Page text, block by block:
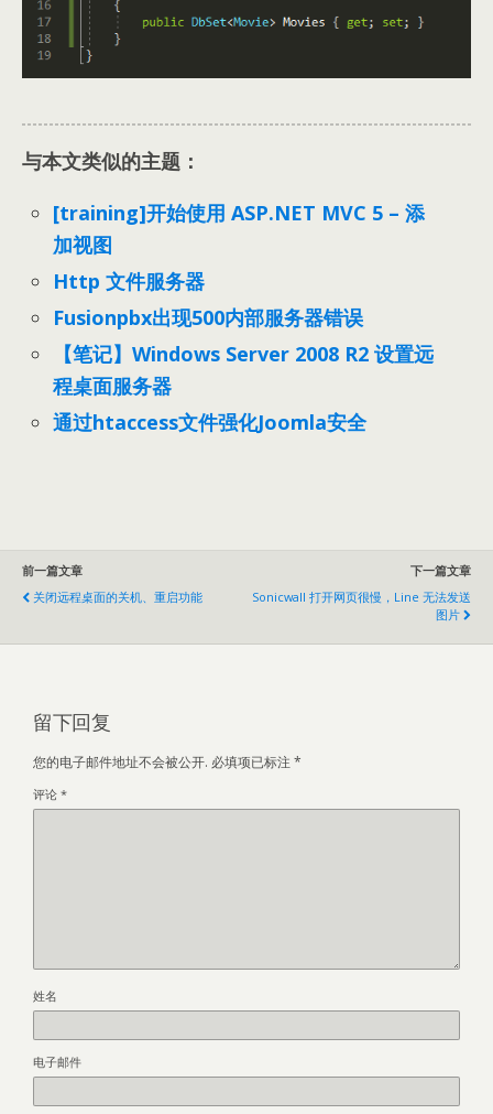
与本文类似的主题：
[training]开始使用 ASP.NET MVC 5 – 添
加视图
Http 文件服务器
Fusionpbx出现500内部服务器错误
【笔记】Windows Server 2008 R2 设置远
程桌面服务器
通过htaccess文件强化Joomla安全
前一篇文章
关闭远程桌面的关机、重启功能
下一篇文章
Sonicwall 打开网页很慢，Line 无法发送
图片
留下回复
您的电子邮件地址不会被公开. 必填项已标注 *
评论 *
姓名
电子邮件